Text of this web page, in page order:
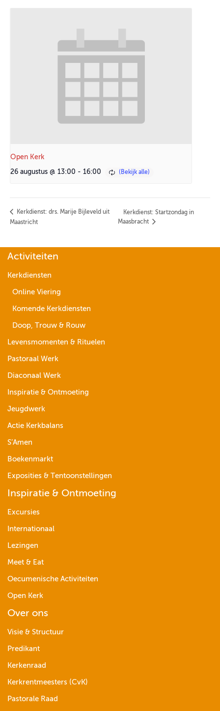
Open Kerk
26 augustus @ 13:00 - 16:00
Kerkdienst: drs. Marije Bijleveld uit
Maastricht
Kerkdienst: Startzondag in
Maasbracht
Activiteiten
Kerkdiensten
Online Viering
Komende Kerkdiensten
Doop, Trouw & Rouw
Levensmomenten & Rituelen
Pastoraal Werk
Diaconaal Werk
Inspiratie & Ontmoeting
Jeugdwerk
Actie Kerkbalans
S’Amen
Boekenmarkt
Exposities & Tentoonstellingen
Inspiratie & Ontmoeting
Excursies
Internationaal
Lezingen
Meet & Eat
Oecumenische Activiteiten
Open Kerk
Over ons
Visie & Structuur
Predikant
Kerkenraad
Kerkrentmeesters (CvK)
Pastorale Raad